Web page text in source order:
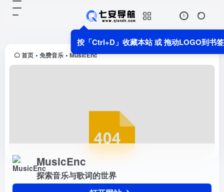
按「Ctrl+D」收藏本站 或 拖动LOGO到书
首页 • 免费音乐 • MusicEnc
MusicEnc
探索音乐与歌词的世界
探索音乐与歌词的世界 打开网站